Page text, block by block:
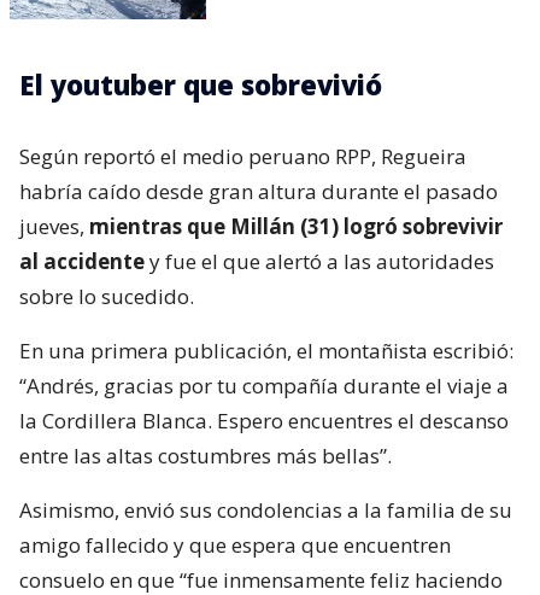
El youtuber que sobrevivió
Según reportó el medio peruano RPP, Regueira
habría caído desde gran altura durante el pasado
jueves, mientras que Millán (31) logró sobrevivir
al accidentey fue el que alertó a las autoridades
sobre lo sucedido.
En una primera publicación, el montañista escribió:
“Andrés, gracias por tu compañía durante el viaje a
la Cordillera Blanca. Espero encuentres el descanso
entre las altas costumbres más bellas”.
Asimismo, envió sus condolencias a la familia de su
amigo fallecido y que espera que encuentren
consuelo en que “fue inmensamente feliz haciendo